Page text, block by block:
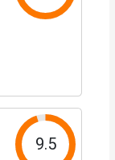
9.5